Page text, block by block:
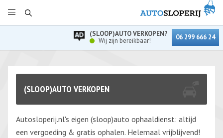
(SLOOP)AUTO VERKOPEN?
Wij zijn bereikbaar!
06 299 666 24
(SLOOP)AUTO VERKOPEN
Autosloperij.nl's eigen (sloop)auto ophaaldienst: altijd
een vergoeding & gratis ophalen. Helemaal vrijblijvend!